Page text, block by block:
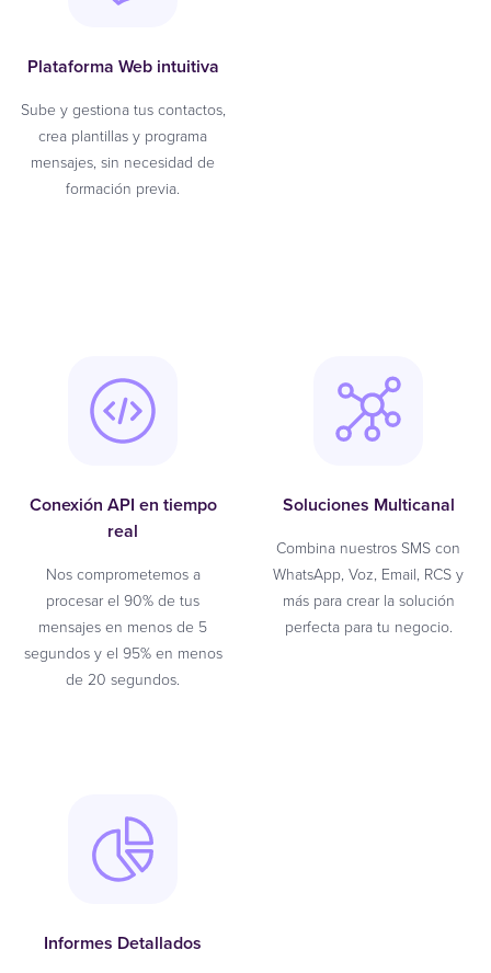
Plataforma Web intuitiva
Sube y gestiona tus contactos,
crea plantillas y programa
mensajes, sin necesidad de
formación previa.
Conexión API en tiempo
real
Nos comprometemos a
procesar el 90% de tus
mensajes en menos de 5
segundos y el 95% en menos
de 20 segundos.
Soluciones Multicanal
Combina nuestros SMS con
WhatsApp, Voz, Email, RCS y
más para crear la solución
perfecta para tu negocio.
Informes Detallados